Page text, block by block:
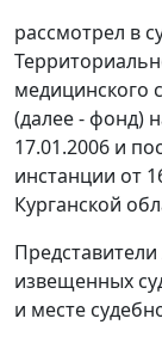
рассмотрел в
медицинского
(далее - фонд)
17.01.2006 и
инстанции от
Курганской
извещенных
и месте